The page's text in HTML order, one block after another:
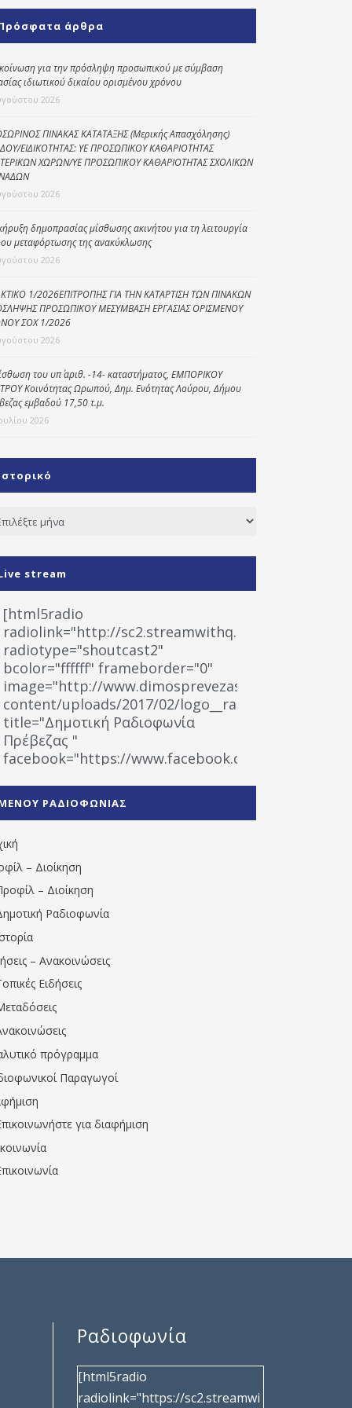
Κοινωνικό
παντοπωλείο
Kοινωνικό
φαρμακείο
Κέντρο Ημερήσιας
Φροντίδας
Ηλικιωμένων
(Κ.Η.Φ.Η.) Πρέβεζας
άρθρα
για την πρόσληψη προσωπικού με σύμβαση
ιδιωτικού δικαίου ορισμένου χρόνου
2026
ΠΙΝΑΚΑΣ ΚΑΤΑΤΑΞΗΣ (Μερικής Απασχόλησης)
ΕΙΔΙΚΟΤΗΤΑΣ: ΥΕ ΠΡΟΣΩΠΙΚΟΥ ΚΑΘΑΡΙΟΤΗΤΑΣ
ΧΩΡΩΝ/ΥΕ ΠΡΟΣΩΠΙΚΟΥ ΚΑΘΑΡΙΟΤΗΤΑΣ ΣΧΟΛΙΚΩΝ
2026
δημοπρασίας μίσθωσης ακινήτου για τη λειτουργία
μεταφόρτωσης της ανακύκλωσης
2026
1/2026ΕΠΙΤΡΟΠΗΣ ΓΙΑ ΤΗΝ ΚΑΤΑΡΤΙΣΗ ΤΩΝ ΠΙΝΑΚΩΝ
ΠΡΟΣΩΠΙΚΟΥ ΜΕΣΥΜΒΑΣΗ ΕΡΓΑΣΙΑΣ ΟΡΙΣΜΕΝΟΥ
ΣΟΧ 1/2026
2026
του υπ΄ αριθ. -14- καταστήματος, ΕΜΠΟΡΙΚΟΥ
Κοινότητας Ωρωπού, Δημ. Ενότητας Λούρου, Δήμου
εμβαδού 17,50 τ.μ.
2026
stream
[html5radio
radiolink="http://sc2.streamwithq.com:8028/
radiotype="shoutcast2"
bcolor="ffffff" frameborder="0"
image="http://www.dimosprevezas.gr/wp-
content/uploads/2017/02/logo__radiofonias.jpg"
title="Δημοτική Ραδιοφωνία
Πρέβεζας "
facebook="https://www.facebook.com/
1531194763766854/" artist="" ]
ΡΑΔΙΟΦΩΝΙΑΣ
– Διοίκηση
– Διοίκηση
Ραδιοφωνία
– Ανακοινώσεις
Ειδήσεις
πρόγραμμα
Παραγωγοί
για διαφήμιση
Ραδιοφωνία
[html5radio
radiolink="https://sc2.streamwi